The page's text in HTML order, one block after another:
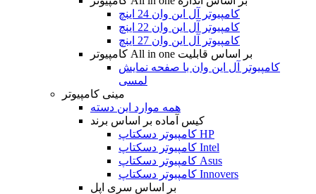
کامپیوتر آل این وان 24 اینچ
کامپیوتر آل این وان 22 اینچ
کامپیوتر آل این وان 27 اینچ
کامپیوتر All in one بر اساس قابلیت
کامپیوتر آل این وان با صفحه نمایش
لمسی
مینی کامپیوتر
همه موارد این دسته
کیس آماده بر اساس برند
کامپیوتر دسکتاپ HP
کامپیوتر دسکتاپ Intel
کامپیوتر دسکتاپ Asus
کامپیوتر دسکتاپ Innovers
بر اساس سری اپل